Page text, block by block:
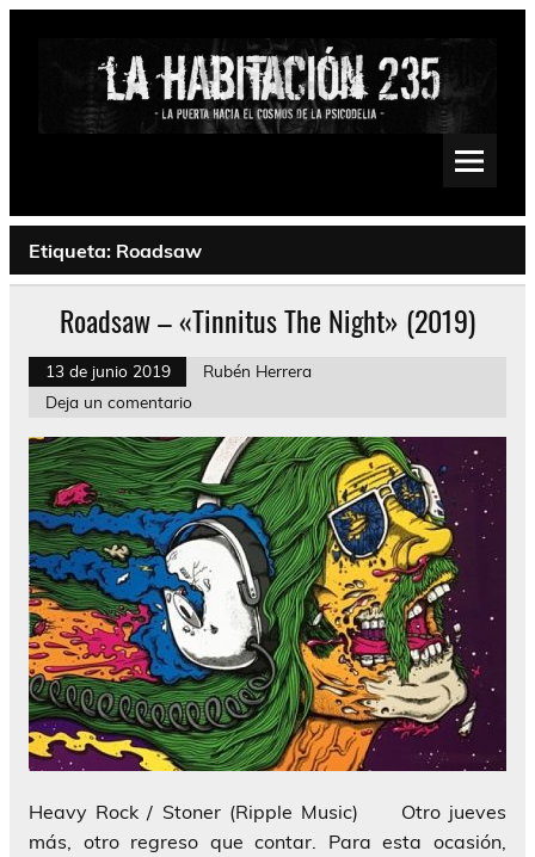
Saltar
Psychedelic, Stoner, Doom, Sludge, Fuzz, Space, Drone
Etiqueta: Roadsaw
Roadsaw – «Tinnitus The Night» (2019)
13 de junio 2019
Rubén Herrera
Deja un comentario
Heavy Rock / Stoner (Ripple Music) Otro jueves
más, otro regreso que contar. Para esta ocasión,